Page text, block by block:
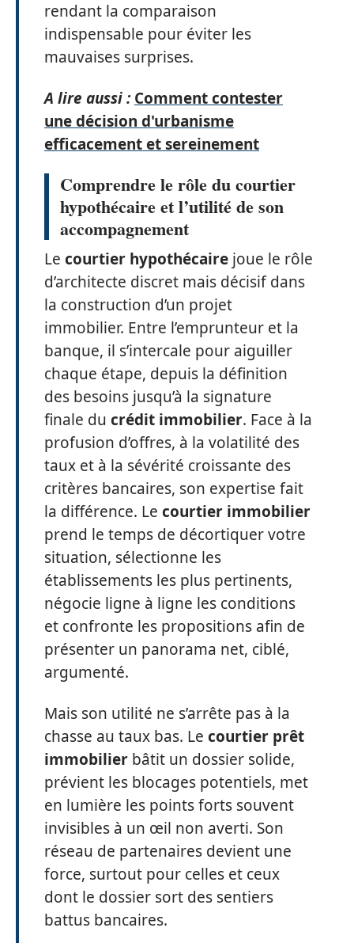
rendant la comparaison
indispensable pour éviter les
mauvaises surprises.
A lire aussi : Comment contester
une décision d'urbanisme
efficacement et sereinement
Comprendre le rôle du courtier
hypothécaire et l’utilité de son
accompagnement
Le courtier hypothécaire joue le rôle
d’architecte discret mais décisif dans
la construction d’un projet
immobilier. Entre l’emprunteur et la
banque, il s’intercale pour aiguiller
chaque étape, depuis la définition
des besoins jusqu’à la signature
finale du crédit immobilier. Face à la
profusion d’offres, à la volatilité des
taux et à la sévérité croissante des
critères bancaires, son expertise fait
la différence. Le courtier immobilier
prend le temps de décortiquer votre
situation, sélectionne les
établissements les plus pertinents,
négocie ligne à ligne les conditions
et confronte les propositions afin de
présenter un panorama net, ciblé,
argumenté.
Mais son utilité ne s’arrête pas à la
chasse au taux bas. Le courtier prêt
immobilier bâtit un dossier solide,
prévient les blocages potentiels, met
en lumière les points forts souvent
invisibles à un œil non averti. Son
réseau de partenaires devient une
force, surtout pour celles et ceux
dont le dossier sort des sentiers
battus bancaires.